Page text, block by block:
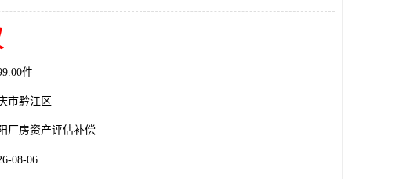
件
市黔江区
厂房资产评估补偿
08-06